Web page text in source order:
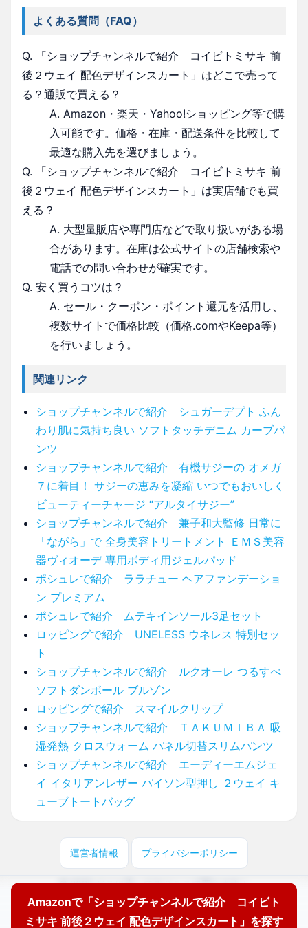
よくある質問（FAQ）
Q. 「ショップチャンネルで紹介 コイビトミサキ 前
後２ウェイ 配色デザインスカート」はどこで売って
る？通販で買える？
A. Amazon・楽天・Yahoo!ショッピング等で購
入可能です。価格・在庫・配送条件を比較して
最適な購入先を選びましょう。
Q. 「ショップチャンネルで紹介 コイビトミサキ 前
後２ウェイ 配色デザインスカート」は実店舗でも買
える？
A. 大型量販店や専門店などで取り扱いがある場
合があります。在庫は公式サイトの店舗検索や
電話での問い合わせが確実です。
Q. 安く買うコツは？
A. セール・クーポン・ポイント還元を活用し、
複数サイトで価格比較（価格.comやKeepa等）
を行いましょう。
関連リンク
ショップチャンネルで紹介 シュガーデプト ふん
わり肌に気持ち良い ソフトタッチデニム カーブパ
ンツ
ショップチャンネルで紹介 有機サジーの オメガ
７に着目！ サジーの恵みを凝縮 いつでもおいしく
ビューティーチャージ “アルタイサジー”
ショップチャンネルで紹介 兼子和大監修 日常に
「ながら」で 全身美容トリートメント ＥＭＳ美容
器ヴィオーデ 専用ボディ用ジェルパッド
ポシュレで紹介 ララチュー ヘアファンデーショ
ン プレミアム
ポシュレで紹介 ムテキインソール3足セット
ロッピングで紹介 UNELESS ウネレス 特別セッ
ト
ショップチャンネルで紹介 ルクオーレ つるすべ
ソフトダンボール ブルゾン
ロッピングで紹介 スマイルクリップ
ショップチャンネルで紹介 ＴＡＫＵＭＩＢＡ 吸
湿発熱 クロスウォーム パネル切替スリムパンツ
ショップチャンネルで紹介 エーディーエムジェ
イ イタリアンレザー パイソン型押し ２ウェイ キ
ューブトートバッグ
Amazonで「ショップチャンネルで紹介 コイビト
ミサキ 前後２ウェイ 配色デザインスカート」を探す
運営者情報 プライバシーポリシー
© 2025 どこに売ってる？ここで買えます！